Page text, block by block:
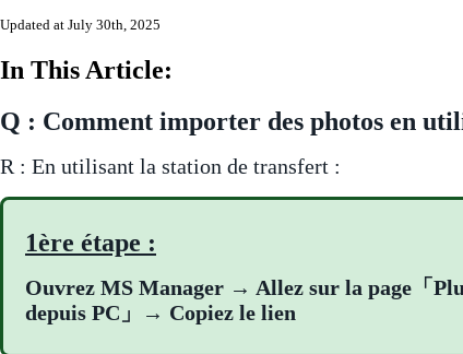
Updated at July 30th, 2025
In This Article:
Q : Comment importer des photos en
R : En utilisant la station de transfert :
1ère étape :
Ouvrez MS Manager → Allez sur la page「
depuis PC」→ Copiez le lien